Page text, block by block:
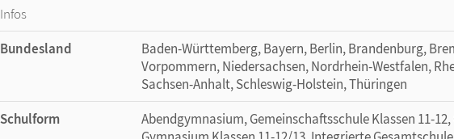
Infos
Bundesland
Baden-Württemberg, Bayern, Berlin, Brandenburg,
Vorpommern, Niedersachsen, Nordrhein-Westfalen,
Sachsen-Anhalt, Schleswig-Holstein, Thüringen
Schulform
Abendgymnasium, Gemeinschaftsschule Klassen 11-